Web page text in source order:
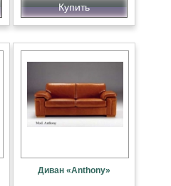
Купить
Диван «Anthony»